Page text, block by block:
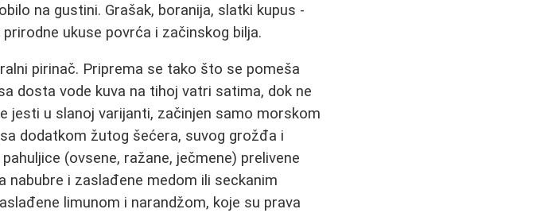
na gustini. Grašak, boranija, slatki kupus -
ukuse povrća i začinskog bilja.
pirinač. Priprema se tako što se pomeša
dosta vode kuva na tihoj vatri satima, dok ne
jesti u slanoj varijanti, začinjen samo morskom
dodatkom žutog šećera, suvog grožđa i
(ovsene, ražane, ječmene) prelivene
i zaslađene medom ili seckanim
limunom i narandžom, koje su prava